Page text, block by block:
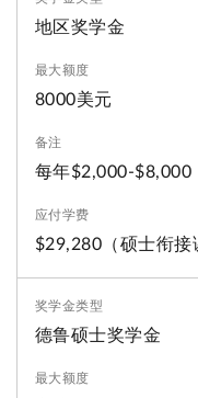
地区奖学金
8000美元
每年$2,000-$8,000
$29,280（硕士衔接
德鲁硕士奖学金